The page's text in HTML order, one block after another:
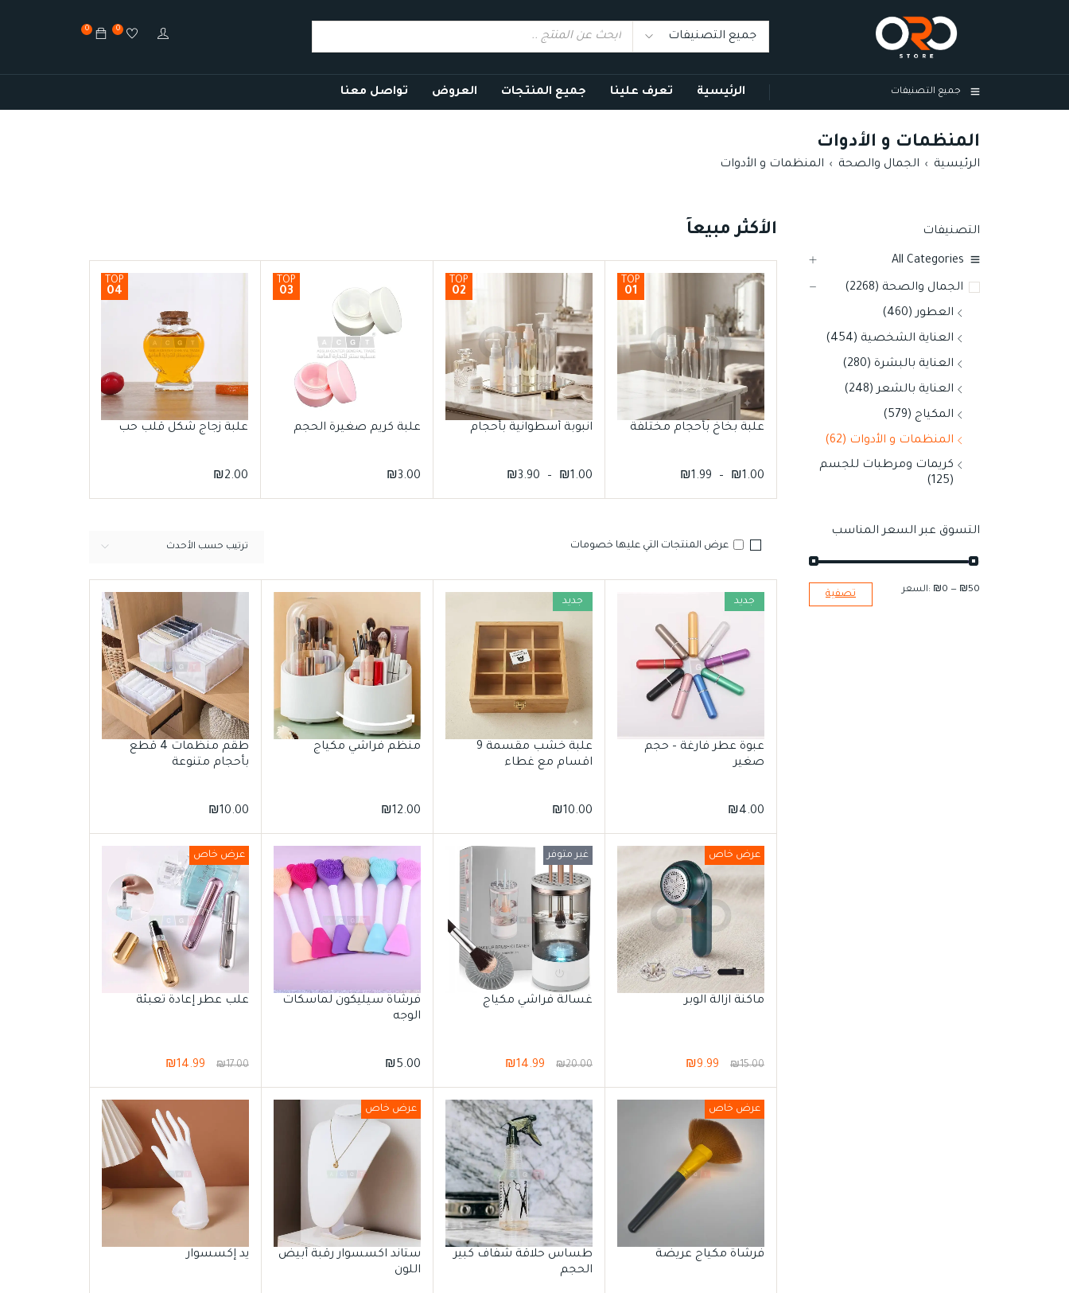
0 0
جميع التصنيفات الرئيسية تعرف علينا جميع المنتجات العروض تواصل معنا
المنظمات و الأدوات
الرئيسية › الجمال والصحة › المنظمات و الأدوات
الأكثر مبيعاً
TOP
06
7.00
علبة بخاخ بأحجام مختلفة
TOP
01
₪1.00
–
₪1.99
انبوبة أسطوانية بأحجام
TOP
02
₪1.00
–
₪3.90
علبة كريم صغيرة الحجم
TOP
03
₪3.00
علبة زجاج شكل قلب حب
TOP
04
₪2.00
التصنيفات
All Categories
الجمال والصحة (2268)
العطور (460)
العناية الشخصية (454)
العناية بالبشرة (280)
العناية بالشعر (248)
المكياج (579)
المنظمات و الأدوات (62)
كريمات ومرطبات للجسم
(125)
التسوق عبر السعر المناسب
تصفية السعر: ₪0 — ₪50
ترتيب حسب الأحدث عرض المنتجات التي عليها خصومات
عبوة عطر فارغة – حجم
صغير
جديد
₪4.00
علبة خشب مقسمة 9
اقسام مع غطاء
جديد
₪10.00
منظم فراشي مكياج
₪12.00
طقم منظمات 4 قطع
بأحجام متنوعة
₪10.00
ماكنة ازالة الوبر
عرض خاص
₪15.00
₪9.99
غسالة فراشي مكياج
غير متوفر
₪20.00
₪14.99
فرشاة سيليكون لماسكات
الوجه
₪5.00
علب عطر إعادة تعبئة
عرض خاص
₪17.00
₪14.99
فرشاة مكياج عريضة
عرض خاص
طساس حلاقة شفاف كبير
الحجم
ستاند اكسسوار رقبة أبيض
اللون
عرض خاص
يد إكسسوار